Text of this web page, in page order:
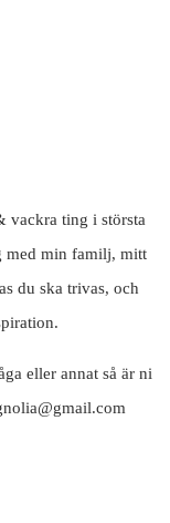
vackra ting i största
med min familj, mitt
du ska trivas, och
eller annat så är ni